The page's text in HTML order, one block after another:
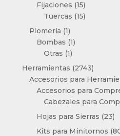
Fijaciones 1515
productos
Tuercas 1515
Plomería 11
producto
Bombas 11
Otras 11
producto
Herramientas 27432743
Accesorios para
Accesorios para
Cabezales para
Hojas para Sierras 2323
Kits para Minitornos